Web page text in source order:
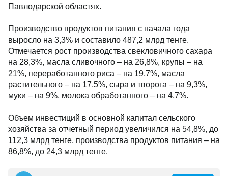
Павлодарской областях.
Производство продуктов питания с начала года
выросло на 3,3% и составило 487,2 млрд тенге.
Отмечается рост производства свекловичного сахара
на 28,3%, масла сливочного – на 26,8%, крупы – на
21%, переработанного риса – на 19,7%, масла
растительного – на 17,5%, сыра и творога – на 9,3%,
муки – на 9%, молока обработанного – на 4,7%.
Объем инвестиций в основной капитал сельского
хозяйства за отчетный период увеличился на 54,8%, до
112,3 млрд тенге, производства продуктов питания – на
86,8%, до 24,3 млрд тенге.